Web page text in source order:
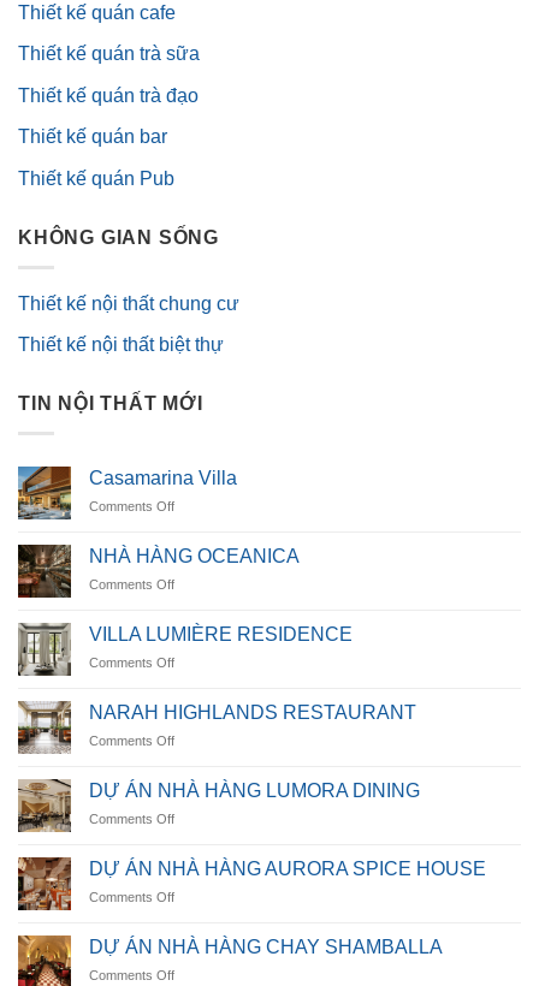
Thiết kế quán cafe
Thiết kế quán trà sữa
Thiết kế quán trà đạo
Thiết kế quán bar
Thiết kế quán Pub
KHÔNG GIAN SỐNG
Thiết kế nội thất chung cư
Thiết kế nội thất biệt thự
TIN NỘI THẤT MỚI
Casamarina Villa
Comments Offon
Villa
NHÀ HÀNG OCEANICA
Comments Offon
HÀNG
OCEANICA
VILLA LUMIÈRE RESIDENCE
Comments Offon
LUMIÈRE
RESIDENCE
NARAH HIGHLANDS RESTAURANT
Comments Offon
HIGHLANDS
RESTAURANT
DỰ ÁN NHÀ HÀNG LUMORA DINING
Comments Offon
ÁN
NHÀ
HÀNG
DINING
DỰ ÁN NHÀ HÀNG AURORA SPICE HOUSE
Comments Offon
ÁN
NHÀ
HÀNG
DỰ ÁN NHÀ HÀNG CHAY SHAMBALLA
Comments Offon